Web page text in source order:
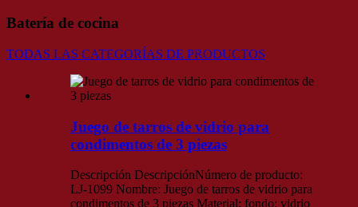
Batería de cocina
TODAS LAS CATEGORÍAS DE PRODUCTOS
Juego de tarros de vidrio para
condimentos de 3 piezas
Descripción DescripciónNúmero de producto:
LJ-1099 Nombre: Juego de tarros de vidrio para
condimentos de 3 piezas Material: fondo: vidrio